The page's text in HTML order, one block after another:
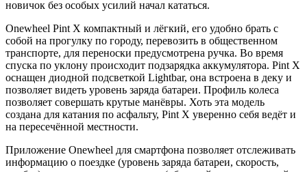
новичок без особых усилий начал кататься.
Onewheel Pint X компактный и лёгкий, его удобно брать с
собой на прогулку по городу, перевозить в общественном
транспорте, для переноски предусмотрена ручка. Во время
спуска по уклону происходит подзарядка аккумулятора. Pint X
оснащен диодной подсветкой Lightbar, она встроена в деку и
позволяет видеть уровень заряда батареи. Профиль колеса
позволяет совершать крутые манёвры. Хоть эта модель
создана для катания по асфальту, Pint X уверенно себя ведёт и
на пересечённой местности.
Приложение Onewheel для смартфона позволяет отслеживать
информацию о поездке (уровень заряда батареи, скорость,